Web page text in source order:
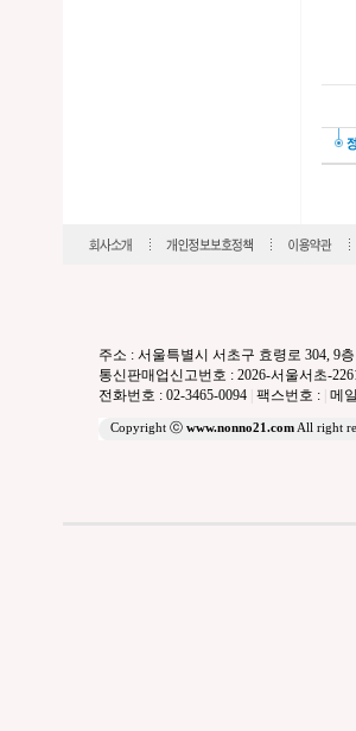
주소 : 서울특별시 서초구 효령로 304, 9
통신판매업신고번호 : 2026-서울서초-
전화번호 : 02-3465-0094 팩스번호 : 메
Copyright ⓒ www.nonno21.comAll right